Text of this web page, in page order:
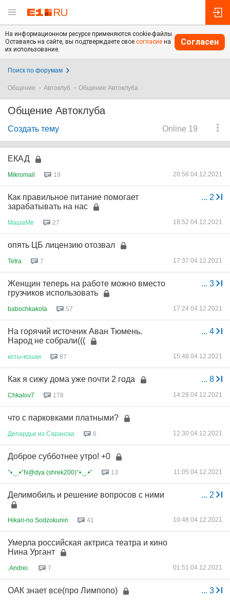
На информационном ресурсе применяются cookie-файлы.
Оставаясь на сайте, вы подтверждаете свое согласие на
их использование.
Согласен
Поиск по форумам
Общение Автоклуб Общение Автоклуба
Общение Автоклуба
Online 19
Создать тему
ЕКАД
Mikromail 19 20:56 04.12.2021
... 2
Как правильное питание помогает
зарабатывать на нас
МашаМе 27 18:52 04.12.2021
опять ЦБ лицензию отозвал
Tetra 7 17:37 04.12.2021
... 3
Женщин теперь на работе можно вместо
грузчиков использовать
babochkakota 57 17:24 04.12.2021
... 4
На горячий источник Аван Тюмень.
Народ не собрали(((
коты-кошки 87 15:48 04.12.2021
... 8
Как я сижу дома уже почти 2 года
Chkalov7 178 14:28 04.12.2021
что с парковками платными?
Депардье из Саранска 6 12:30 04.12.2021
Доброе субботнее утро! +0
°•._.•°N@dya (shrek200)°•._.•° 13 11:05 04.12.2021
... 2
Делимобиль и решение вопросов с ними
Hikari-no Sodzokunin 41 10:48 04.12.2021
Умерла российская актриса театра и кино
Нина Ургант
.Andrei. 7 01:51 04.12.2021
... 3
ОАК знает все(про Лимпопо)